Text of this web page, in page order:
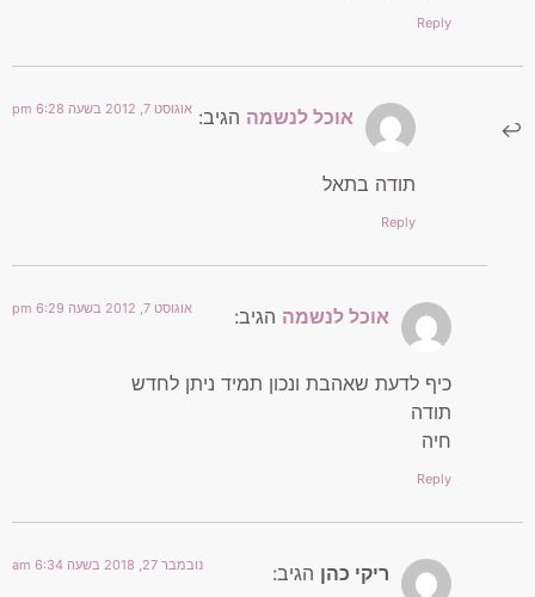
Reply
אוכל לנשמה הגיב: אוגוסט 7, 2012 בשעה 6:28 pm
תודה בתאל
Reply
אוכל לנשמה הגיב: אוגוסט 7, 2012 בשעה 6:29 pm
כיף לדעת שאהבת ונכון תמיד ניתן לחדש
תודה
חיה
Reply
ריקי כהן הגיב: נובמבר 27, 2018 בשעה 6:34 am